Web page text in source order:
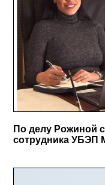
По делу Рожиной
сотрудника УБЭП